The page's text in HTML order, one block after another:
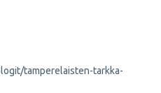
tamperelaisten-tarkka-